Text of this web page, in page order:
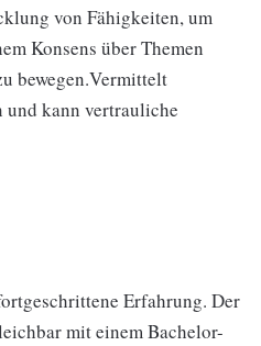
von Fähigkeiten, um
Konsens über Themen
bewegen.Vermittelt
und kann vertrauliche
Erfahrung. Der
mit einem Bachelor-